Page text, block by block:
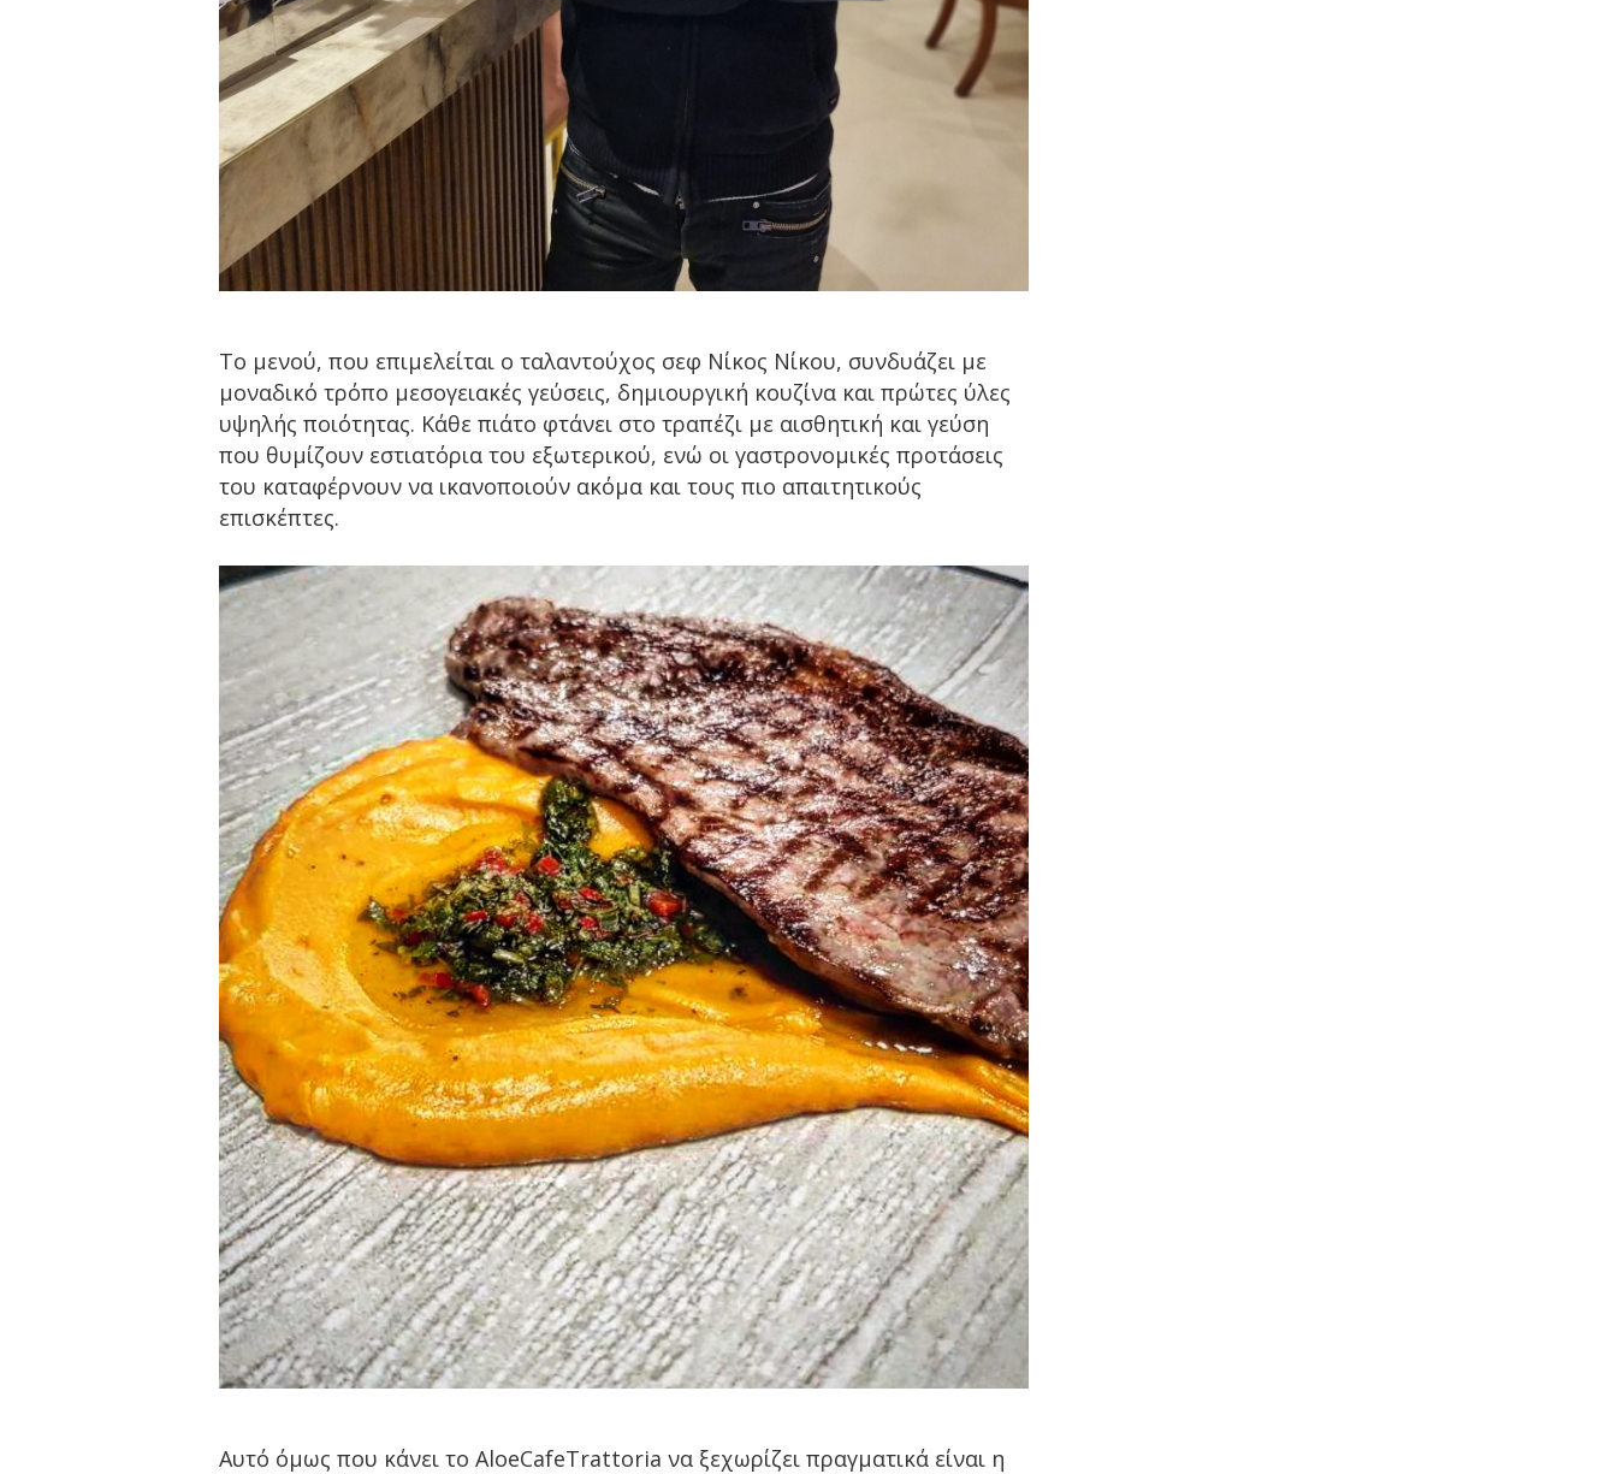
Το μενού, που επιμελείται ο ταλαντούχος σεφ Νίκος Νίκου, συνδυάζει με
μοναδικό τρόπο μεσογειακές γεύσεις, δημιουργική κουζίνα και πρώτες ύλες
υψηλής ποιότητας. Κάθε πιάτο φτάνει στο τραπέζι με αισθητική και γεύση
που θυμίζουν εστιατόρια του εξωτερικού, ενώ οι γαστρονομικές προτάσεις
του καταφέρνουν να ικανοποιούν ακόμα και τους πιο απαιτητικούς
επισκέπτες.
Αυτό όμως που κάνει το AloeCafeTrattoria να ξεχωρίζει πραγματικά είναι η